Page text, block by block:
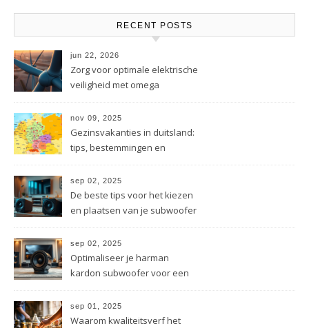
RECENT POSTS
jun 22, 2026
Zorg voor optimale elektrische
veiligheid met omega
nov 09, 2025
Gezinsvakanties in duitsland:
tips, bestemmingen en
sep 02, 2025
De beste tips voor het kiezen
en plaatsen van je subwoofer
sep 02, 2025
Optimaliseer je harman
kardon subwoofer voor een
sep 01, 2025
Waarom kwaliteitsverf het